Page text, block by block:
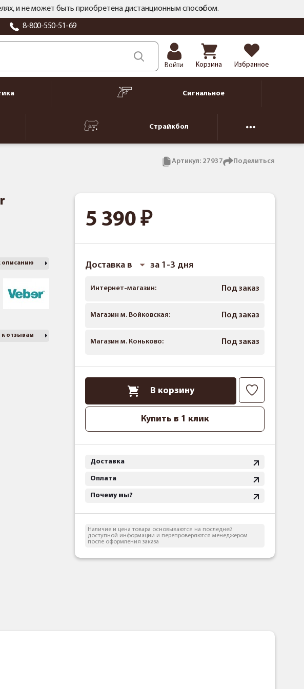
и не может быть приобретена дистанционным способом.
8-800-550-51-69
Войти Корзина Избранное
Сигнальное
Страйкбол
Артикул: 27937 Поделиться
описанию
к отзывам
5 390
Доставка в за 1-3 дня
Интернет-магазин: Под заказ
Магазин м. Войковская: Под заказ
Магазин м. Коньково: Под заказ
В корзину
Купить в 1 клик
Доставка
Оплата
Почему мы?
Наличие и цена товара основываются на последней
доступной информации и перепроверяются менеджером
после оформления заказа